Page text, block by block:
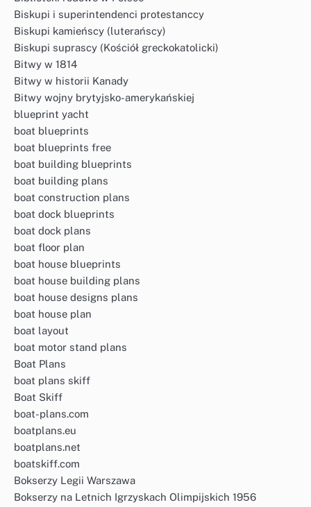
Biskupi i superintendenci protestanccy
Biskupi kamieńscy (luterańscy)
Biskupi suprascy (Kościół greckokatolicki)
Bitwy w 1814
Bitwy w historii Kanady
Bitwy wojny brytyjsko-amerykańskiej
blueprint yacht
boat blueprints
boat blueprints free
boat building blueprints
boat building plans
boat construction plans
boat dock blueprints
boat dock plans
boat floor plan
boat house blueprints
boat house building plans
boat house designs plans
boat house plan
boat layout
boat motor stand plans
Boat Plans
boat plans skiff
Boat Skiff
boat-plans.com
boatplans.eu
boatplans.net
boatskiff.com
Bokserzy Legii Warszawa
Bokserzy na Letnich Igrzyskach Olimpijskich 1956